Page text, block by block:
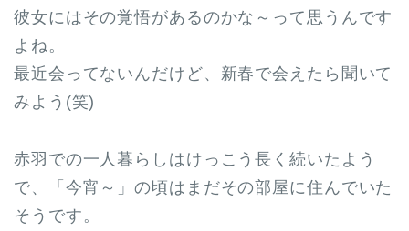
彼女にはその覚悟があるのかな～って思うんです
よね。
最近会ってないんだけど、新春で会えたら聞いて
みよう(笑)
赤羽での一人暮らしはけっこう長く続いたよう
で、「今宵～」の頃はまだその部屋に住んでいた
そうです。